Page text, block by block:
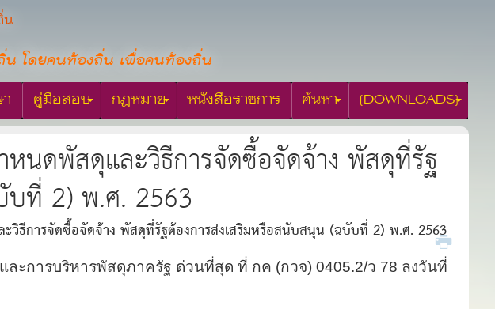
น
น โดยคนท้องถิ่น เพื่อคนท้องถิ่น
คู่มือสอบ กฎหมาย หนังสือราชการ ค้นหา [DOWNLOADS]
นดพัสดุและวิธีการจัดซื้อจัดจ้าง พัสดุที่รัฐ
บที่ 2) พ.ศ. 2563
วิธีการจัดซื้อจัดจ้าง พัสดุที่รัฐต้องการส่งเสริมหรือสนับสนุน (ฉบับที่ 2) พ.ศ. 2563
การบริหารพัสดุภาครัฐ ด่วนที่สุด ที่ กค (กวจ) 0405.2/ว 78 ลงวันที่